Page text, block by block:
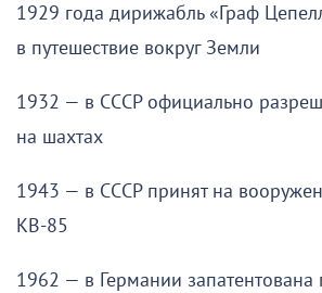
1929 года дирижабль «Граф
в путешествие вокруг Земли
1932 — в СССР официально
на шахтах
1943 — в СССР принят на
КВ-85
1962 — в Германии